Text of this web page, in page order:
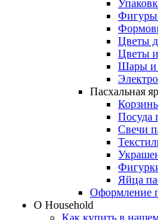
Фигуры
Цветы
Цветы
Шары и
Пасхальная
Посуда
Свечи
Яйца
Оформление
О Household
Как купить в